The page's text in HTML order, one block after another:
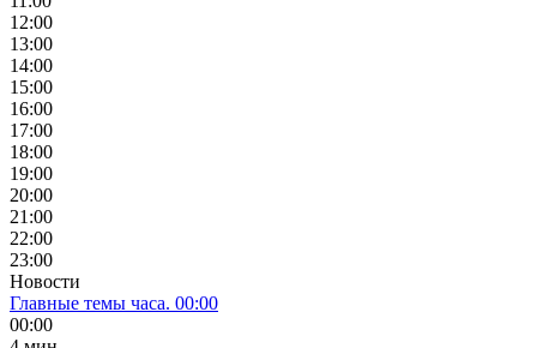
12:00
13:00
14:00
15:00
16:00
17:00
18:00
19:00
20:00
21:00
22:00
23:00
Новости
Главные темы часа. 00:00
00:00